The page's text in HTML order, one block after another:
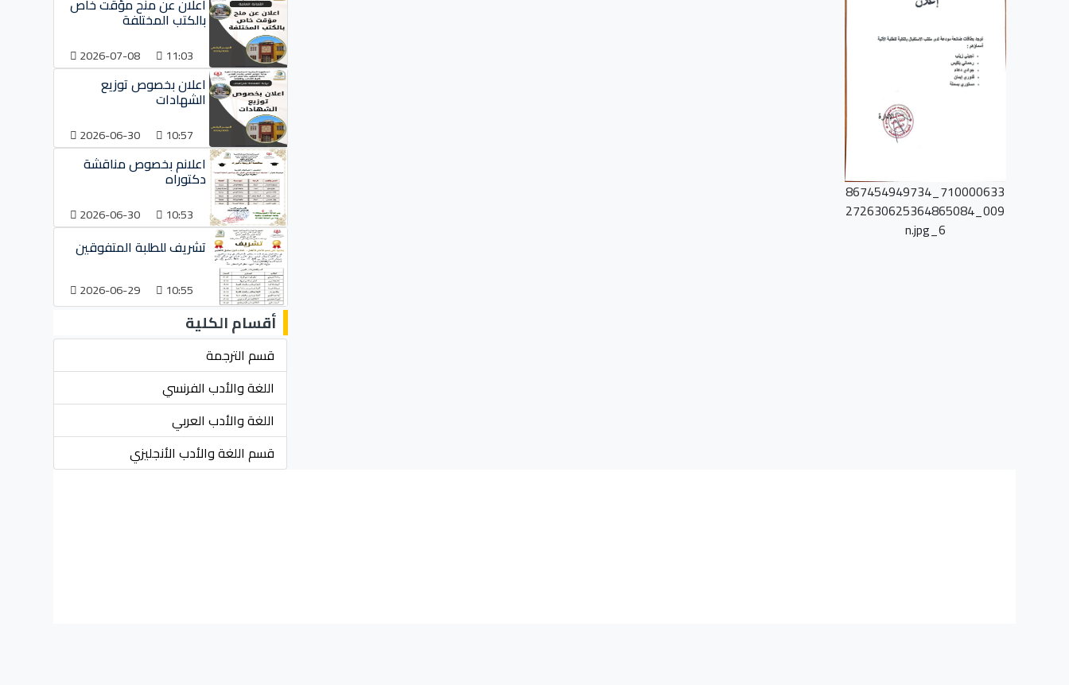
710000633_867454949734
009_272630625364865084
6_n.jpg
اعلان عن منح مؤقت خاص
بالكتب المختلفة
11:03
2026-07-08
اعلان بخصوص توزيع
الشهادات
10:57
2026-06-30
اعلانم بخصوص مناقشة
دكتوراه
10:53
2026-06-30
تشريف للطلبة المتفوقين
10:55
2026-06-29
أقسام الكلية
قسم الترجمة
اللغة والأدب الفرنسي
اللغة والأدب العربي
قسم اللغة والأدب الأنجليزي